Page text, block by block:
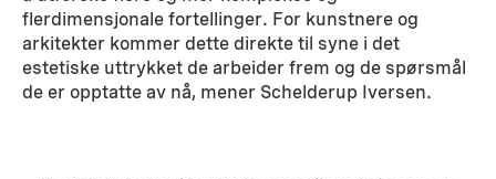
flerdimensjonale fortellinger. For kunstnere og
arkitekter kommer dette direkte til syne i det
estetiske uttrykket de arbeider frem og de spørsmål
de er opptatte av nå, mener Schelderup Iversen.